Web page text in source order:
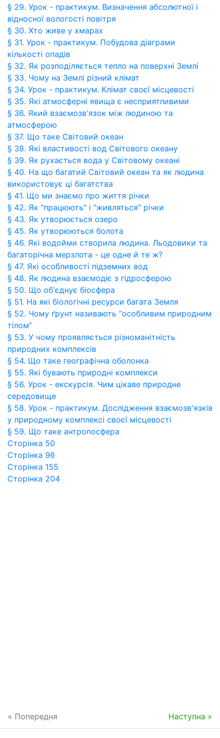
§ 29. Урок - практикум. Визначення абсолютної і
відносної вологості повітря
§ 30. Хто живе у хмарах
§ 31. Урок - практикум. Побудова діаграми
кількості опадів
§ 32. Як розподіляється тепло на поверхні Землі
§ 33. Чому на Землі різний клімат
§ 34. Урок - практикум. Клімат своєї місцевості
§ 35. Які атмосферні явища є несприятливими
§ 36. Який взаємозв'язок між людиною та
атмосферою
§ 37. Що таке Світовий океан
§ 38. Які властивості вод Світового океану
§ 39. Як рухається вода у Світовому океані
§ 40. На що багатий Світовий океан та як людина
використовує ці багатства
§ 41. Що ми знаємо про життя річки
§ 42. Як "працюють" і "живляться" річки
§ 43. Як утворюється озеро
§ 45. Як утворюються болота
§ 46. Які водойми створила людина. Льодовики та
багаторічна мерзлота - це одне й те ж?
§ 47. Які особливості підземних вод
§ 48. Як людина взаємодіє з гідросферою
§ 50. Що об'єднує біосфера
§ 51. На які біологічні ресурси багата Земля
§ 52. Чому ґрунт називають “особливим природним
тілом”
§ 53. У чому проявляється різноманітність
природних комплексів
§ 54. Що таке географічна оболонка
§ 55. Які бувають природні комплекси
§ 56. Урок - екскурсія. Чим цікаве природне
середовище
§ 58. Урок - практикум. Дослідження взаємозв'язків
у природному комплексі своєї місцевості
§ 59. Що таке антропосфера
Сторінка 50
Сторінка 96
Сторінка 155
Сторінка 204
« Попередня Наступна »